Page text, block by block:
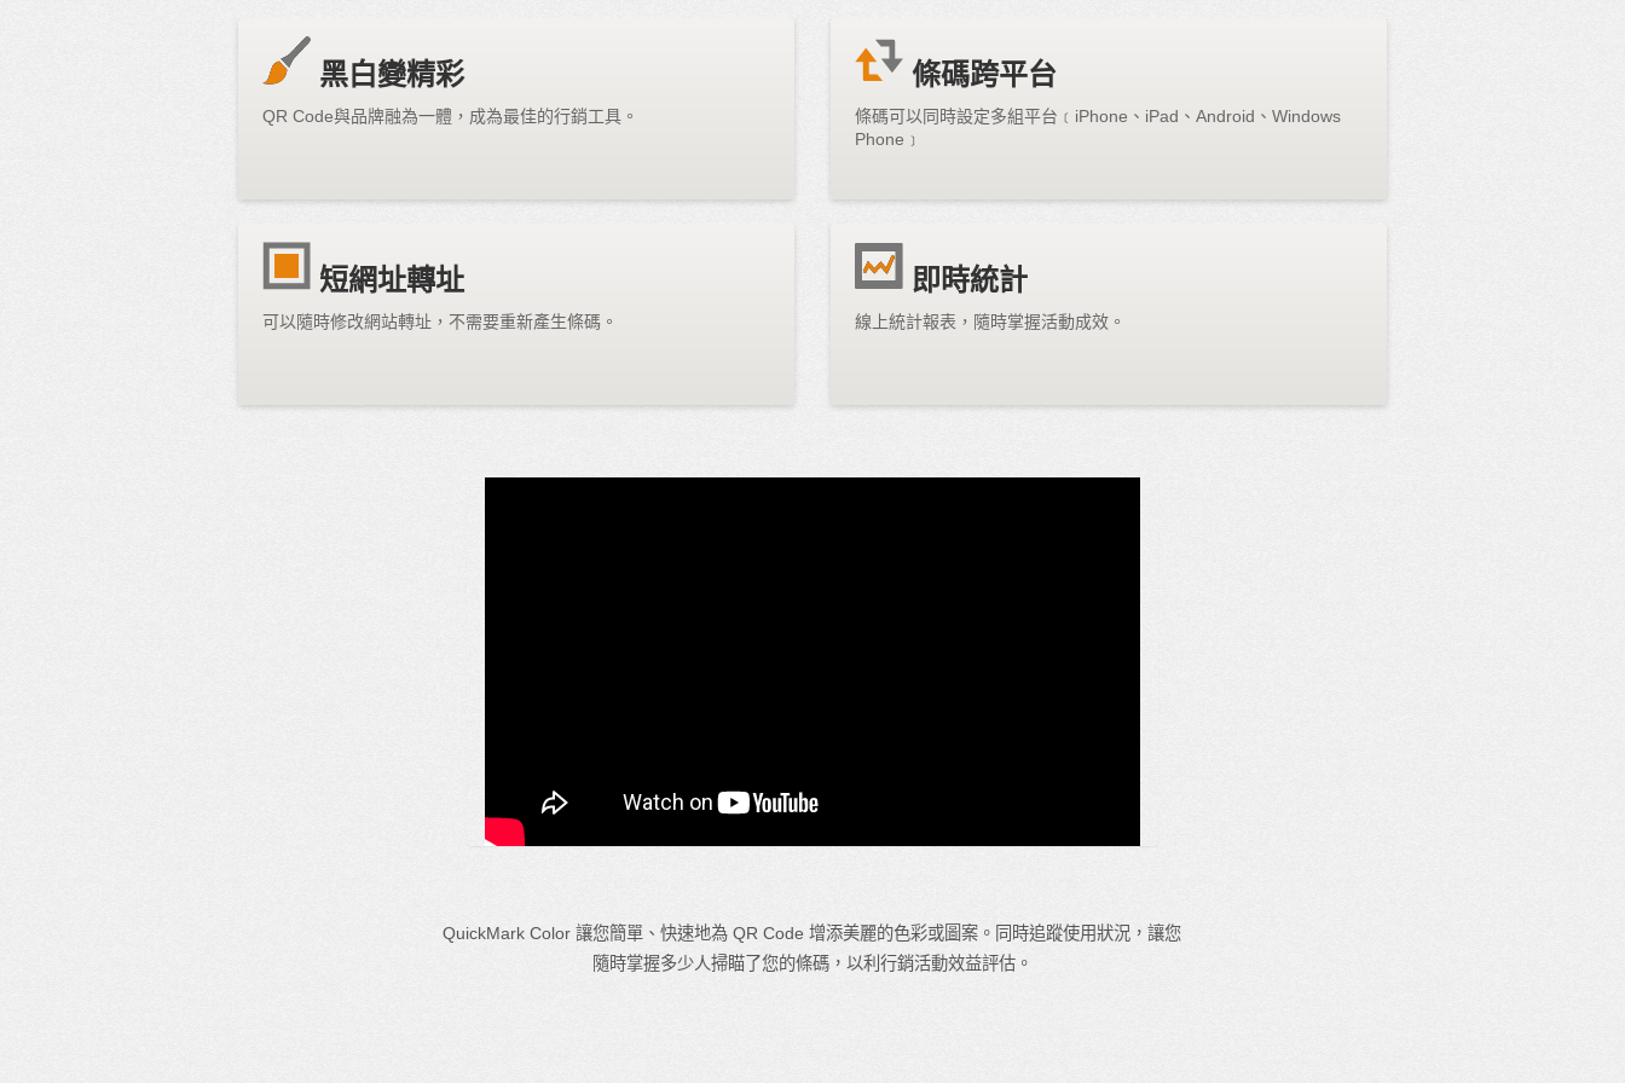
黑白變精彩
QR Code與品牌融為一體，成為最佳的行銷工具。
條碼跨平台
條碼可以同時設定多組平台﹝iPhone、iPad、Android、Windows
Phone﹞
短網址轉址
可以隨時修改網站轉址，不需要重新產生條碼。
即時統計
線上統計報表，隨時掌握活動成效。
QuickMark Color 讓您簡單、快速地為 QR Code 增添美麗的色彩或圖案。同時追蹤使用狀況，讓您
隨時掌握多少人掃瞄了您的條碼，以利行銷活動效益評估。